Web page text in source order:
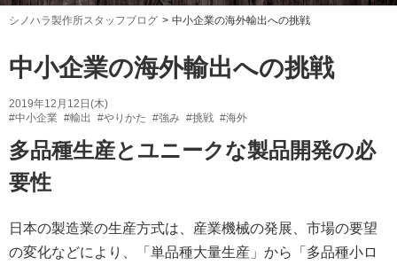
シノハラ製作所スタッフブログ 中小企業の海外輸出への挑戦
中小企業の海外輸出への挑戦
2019年12月12日(木)
#中小企業 #輸出 #やりかた #強み #挑戦 #海外
多品種生産とユニークな製品開発の必
要性
日本の製造業の生産方式は、産業機械の発展、市場の要望
の変化などにより、「単品種大量生産」から「多品種小ロ